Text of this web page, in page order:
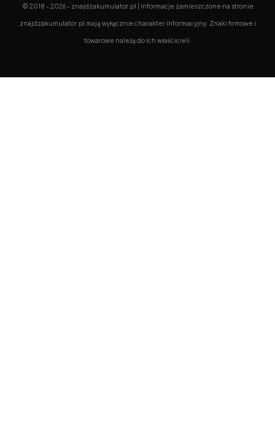
© 2018 - 2026 - znajdzakumulator.pl | Informacje zamieszczone na stronie
znajdzakumulator.pl mają wyłącznie charakter informacyjny. Znaki firmowe i
towarowe należą do ich właścicieli.